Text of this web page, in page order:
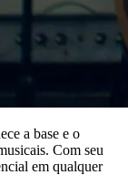
a base e o
Com seu
em qualquer